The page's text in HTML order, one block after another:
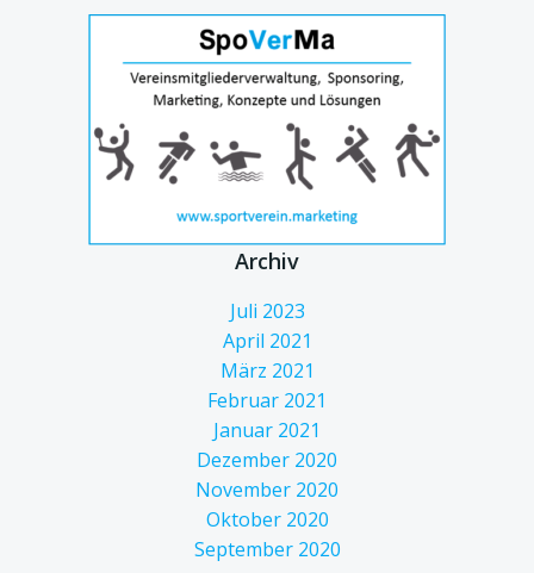
Archiv
Juli 2023
April 2021
März 2021
Februar 2021
Januar 2021
Dezember 2020
November 2020
Oktober 2020
September 2020